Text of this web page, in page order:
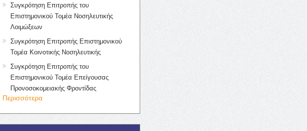
Συγκρότηση Επιτροπής του
Επιστημονικού Τομέα Νοσηλευτικής
Λοιμώξεων
Συγκρότηση Επιτροπής Επιστημονικού
Τομέα Κοινοτικής Νοσηλευτικής
Συγκρότηση Επιτροπής του
Επιστημονικού Τομέα Επείγουσας
Προνοσοκομειακής Φροντίδας
Περισσότερα